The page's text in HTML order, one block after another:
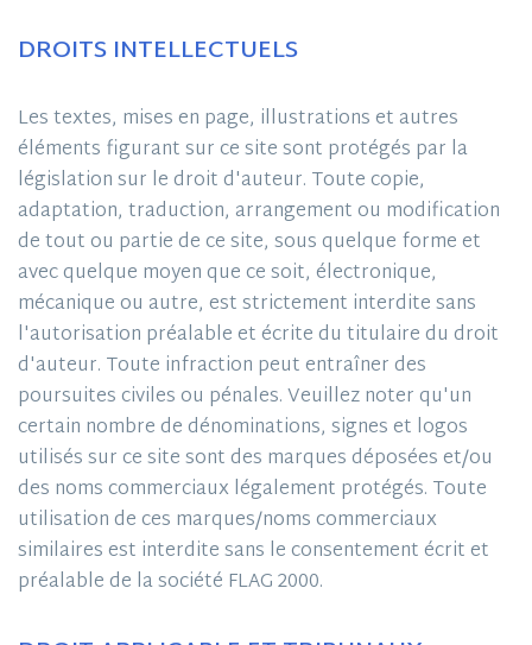
DROITS INTELLECTUELS
Les textes, mises en page, illustrations et autres
éléments figurant sur ce site sont protégés par la
législation sur le droit d'auteur. Toute copie,
adaptation, traduction, arrangement ou modification
de tout ou partie de ce site, sous quelque forme et
avec quelque moyen que ce soit, électronique,
mécanique ou autre, est strictement interdite sans
l'autorisation préalable et écrite du titulaire du droit
d'auteur. Toute infraction peut entraîner des
poursuites civiles ou pénales. Veuillez noter qu'un
certain nombre de dénominations, signes et logos
utilisés sur ce site sont des marques déposées et/ou
des noms commerciaux légalement protégés. Toute
utilisation de ces marques/noms commerciaux
similaires est interdite sans le consentement écrit et
préalable de la société FLAG 2000.